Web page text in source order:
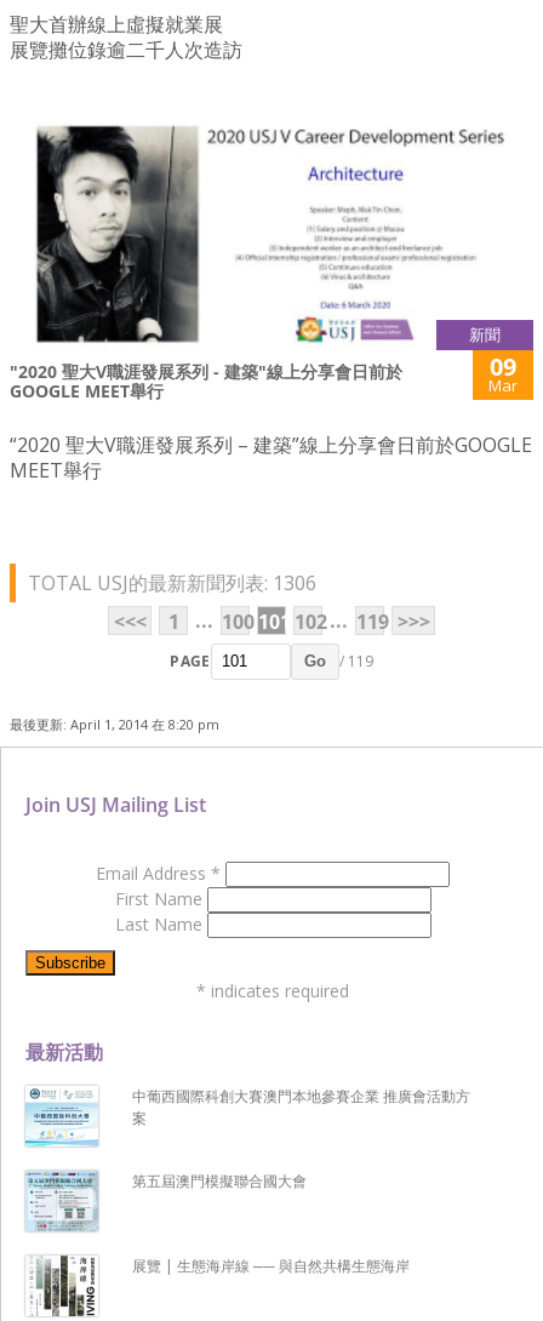
聖大首辦線上虛擬就業展
展覽攤位錄逾二千人次造訪
新聞
"2020 聖大V職涯發展系列 - 建築"線上分享會日前於
GOOGLE MEET舉行
09
Mar
“2020 聖大V職涯發展系列 – 建築”線上分享會日前於GOOGLE
MEET舉行
TOTAL USJ的最新新聞列表: 1306
<<<
1 ... 100101 102... 119 >>>
PAGE Go / 119
最後更新: April 1, 2014 在 8:20 pm
最新活動
中葡西國際科創大賽澳門本地參賽企業 推廣會活動方
案
第五屆澳門模擬聯合國大會
展覽 | 生態海岸線 ── 與自然共構生態海岸
Join USJ Mailing List
Email Address *
First Name
Last Name
* indicates required